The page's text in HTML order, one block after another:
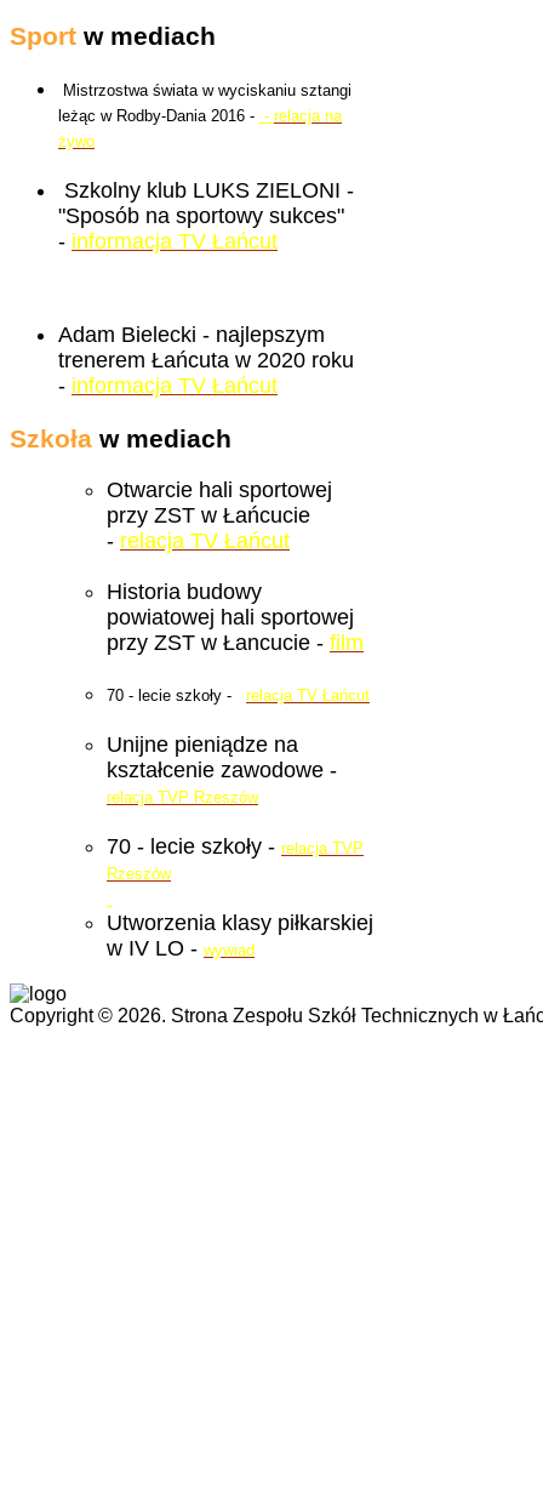
Sport w mediach
Mistrzostwa świata w wyciskaniu sztangi
leżąc w Rodby-Dania 2016 - - relacja na
żywo
Szkolny klub LUKS ZIELONI -
"Sposób na sportowy sukces"
- informacja TV Łańcut
Adam Bielecki - najlepszym
trenerem Łańcuta w 2020 roku
- informacja TV Łańcut
Szkoła w mediach
Otwarcie hali sportowej
przy ZST w Łańcucie
- relacja TV Łańcut
Historia budowy
powiatowej hali sportowej
przy ZST w Łancucie - film
70 - lecie szkoły - relacja TV Łańcut
Unijne pieniądze na
kształcenie zawodowe -
relacja TVP Rzeszów
70 - lecie szkoły - relacja TVP
Rzeszów
Utworzenia klasy piłkarskiej
w IV LO - wywiad
Copyright © 2026. Strona Zespołu Szkół Technicznych w